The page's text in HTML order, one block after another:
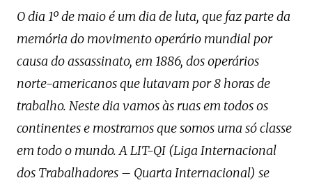
O dia 1º de maio é um dia de luta, que faz parte da
memória do movimento operário mundial por
causa do assassinato, em 1886, dos operários
norte-americanos que lutavam por 8 horas de
trabalho. Neste dia vamos às ruas em todos os
continentes e mostramos que somos uma só classe
em todo o mundo. A LIT-QI (Liga Internacional
dos Trabalhadores – Quarta Internacional) se